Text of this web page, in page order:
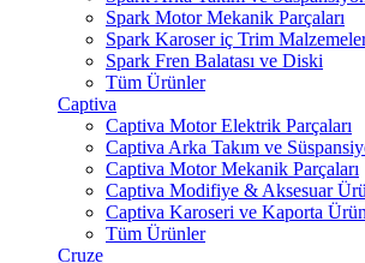
Spark Motor Mekanik Parçaları
Spark Karoser iç Trim
Spark Fren Balatası ve Diski
Tüm Ürünler
Captiva
Captiva Motor Elektrik Parçaları
Captiva Arka Takım ve
Captiva Motor Mekanik Parçaları
Captiva Modifiye & Aksesuar
Captiva Karoseri ve Kaporta
Tüm Ürünler
Cruze